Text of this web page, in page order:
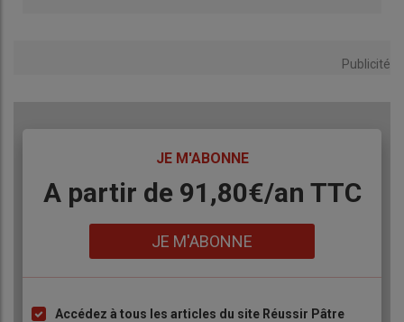
Publicité
JE M'ABONNE
Body
A partir de 91,80€/an​ TTC
JE M'ABONNE
ListeAccédez à tous les articles du site Réussir Pâtre